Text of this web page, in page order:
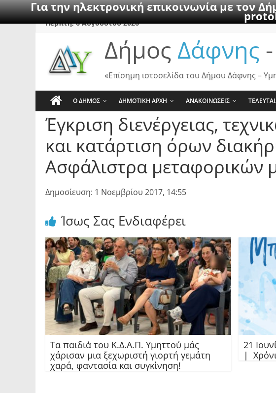
Για την ηλεκτρονική επικοινωνία με τον
SkipΠέμπτη, 6 Αυγούστου 2026
Δήμος Δάφνης -
«Επίσημη ιστοσελίδα του Δήμου Δάφνης –
Ο ΔΗΜΟΣ ΔΗΜΟΤΙΚΗ ΑΡΧΗ ΑΝΑΚΟΙΝΩΣΕΙΣ
Έγκριση διενέργειας,
και κατάρτιση όρων
Ασφάλιστρα μεταφορικών
Δημοσίευση: 1 Νοεμβρίου 2017, 14:55
Ίσως Σας Ενδιαφέρει
Τα παιδιά του Κ.Δ.Α.Π. Υμηττού μάς
χάρισαν μια ξεχωριστή γιορτή γεμάτη
χαρά, φαντασία και συγκίνηση!
21
|